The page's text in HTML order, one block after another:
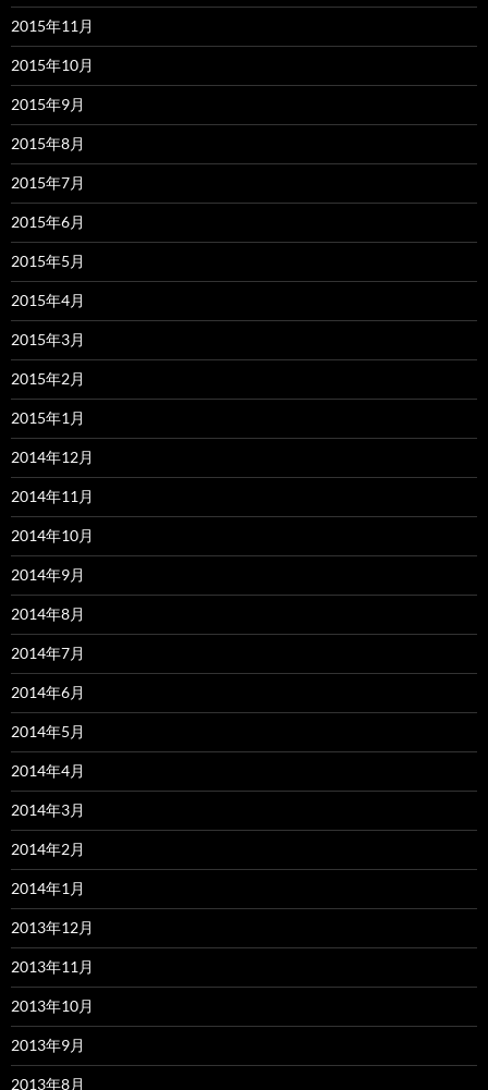
2015年11月
2015年10月
2015年9月
2015年8月
2015年7月
2015年6月
2015年5月
2015年4月
2015年3月
2015年2月
2015年1月
2014年12月
2014年11月
2014年10月
2014年9月
2014年8月
2014年7月
2014年6月
2014年5月
2014年4月
2014年3月
2014年2月
2014年1月
2013年12月
2013年11月
2013年10月
2013年9月
2013年8月